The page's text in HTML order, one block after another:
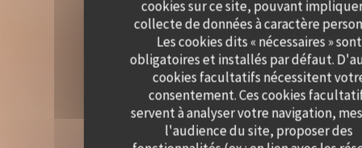
cookies sur ce site, pouvant
collecte de données à caractère
Les cookies dits « nécessaires » sont
obligatoires et installés par défaut.
cookies facultatifs nécessitent
consentement. Ces cookies
servent à analyser votre navigation,
l'audience du site, proposer des